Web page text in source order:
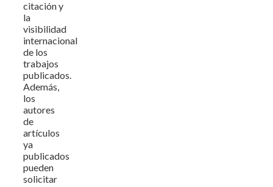
citación y
la
visibilidad
internacional
de los
trabajos
publicados.
Además,
los
autores
de
artículos
ya
publicados
pueden
solicitar